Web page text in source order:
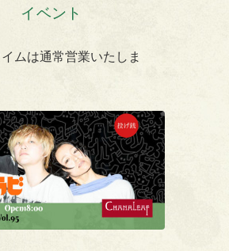
イベント
ムは通常営業いたしま